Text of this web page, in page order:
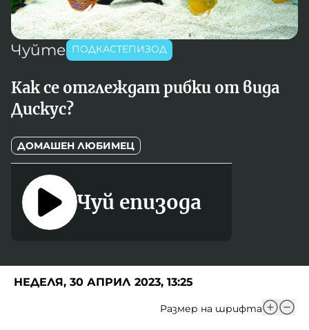
Песнички
Интересен архив
Нашите гости
Фантазирай
Приказки
История на изкуството
Музикална кутийка
От соул до рокендрол
Междучасие
Яйцето на света
Златната ябълка
Игри
Кои сме ние?
БНР
БНР Новини
Архивен фонд на БНР
Чуйте ПОДКАСТЕПИЗОД
Как се отглеждат рибки от вида
Дискус?
ДОМАШЕН ЛЮБИМЕЦ
Чуй епизода
НЕДЕЛЯ, 30 АПРИЛ 2023, 13:25
Размер на шрифта